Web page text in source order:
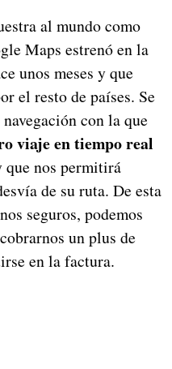
al mundo como
Maps estrenó en la
unos meses y que
el resto de países. Se
con la que
viaje en tiempo real
que nos permitirá
de su ruta. De esta
seguros, podemos
un plus de
en la factura.